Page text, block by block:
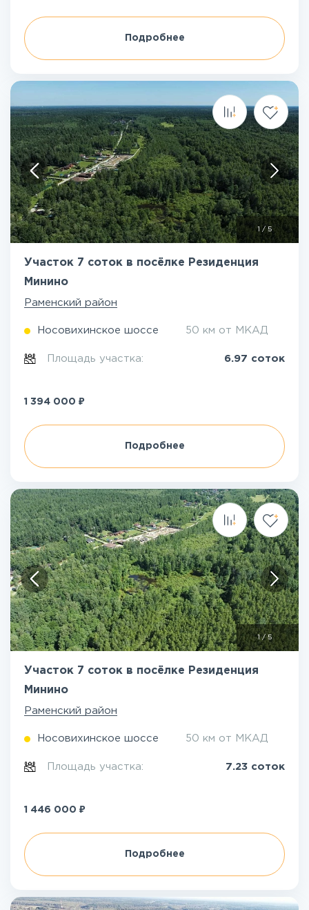
Подробнее
1 / 5
Участок 7 соток в посёлке Резиденция
Минино
Раменский район
Носовихинское шоссе 50 км от МКАД
Площадь участка: 6.97 соток
1 394 000 ₽
Подробнее
1/5
Участок 7 соток в посёлке Резиденция
Минино
Раменский район
Носовихинское шоссе 50 км от МКАД
Площадь участка: 7.23 соток
1 446 000 ₽
Подробнее